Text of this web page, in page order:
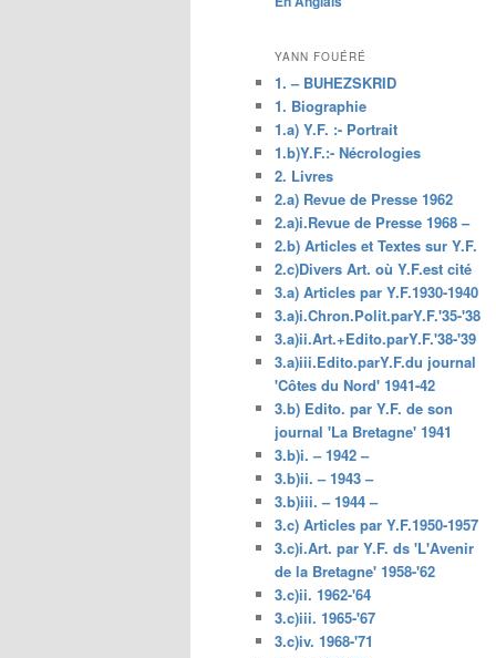
principal
YANN FOUÉRÉ
1. – BUHEZSKRID
1. Biographie
1.a) Y.F. :- Portrait
1.b)Y.F.:- Nécrologies
2. Livres
2.a) Revue de Presse 1962
2.a)i.Revue de Presse 1968 –
2.b) Articles et Textes sur Y.F.
2.c)Divers Art. où Y.F.est cité
3.a) Articles par Y.F.1930-1940
3.a)i.Chron.Polit.parY.F.'35-'38
3.a)ii.Art.+Edito.parY.F.'38-'39
3.a)iii.Edito.parY.F.du journal
'Côtes du Nord' 1941-42
3.b) Edito. par Y.F. de son
journal 'La Bretagne' 1941
3.b)i. – 1942 –
3.b)ii. – 1943 –
3.b)iii. – 1944 –
3.c) Articles par Y.F.1950-1957
3.c)i.Art. par Y.F. ds 'L'Avenir
de la Bretagne' 1958-'62
3.c)ii. 1962-'64
3.c)iii. 1965-'67
3.c)iv. 1968-'71